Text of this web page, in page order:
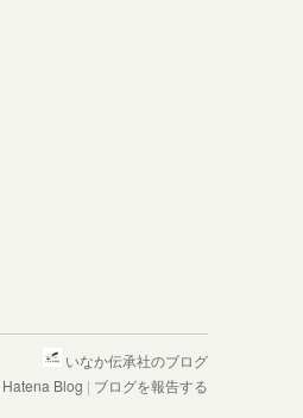
いなか伝承社のブログ
Hatena Blog | ブログを報告する